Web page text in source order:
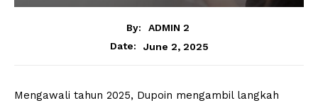
By:
ADMIN 2
Date:
June 2, 2025
Mengawali tahun 2025, Dupoin mengambil langkah